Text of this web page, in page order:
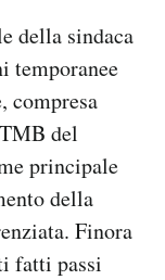
della sindaca
temporanee
compresa
del
principale
della
Finora
fatti passi